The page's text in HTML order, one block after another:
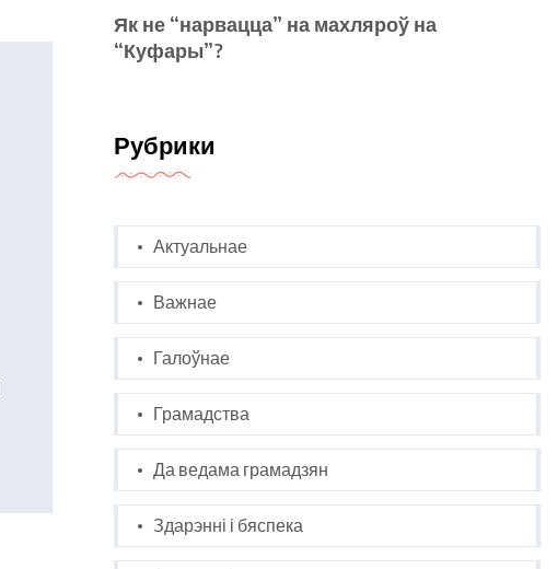
Як не “нарвацца” на махляроў на
“Куфары”?
Рубрики
Актуальнае
Важнае
Галоўнае
Грамадства
Да ведама грамадзян
Здарэнні і бяспека